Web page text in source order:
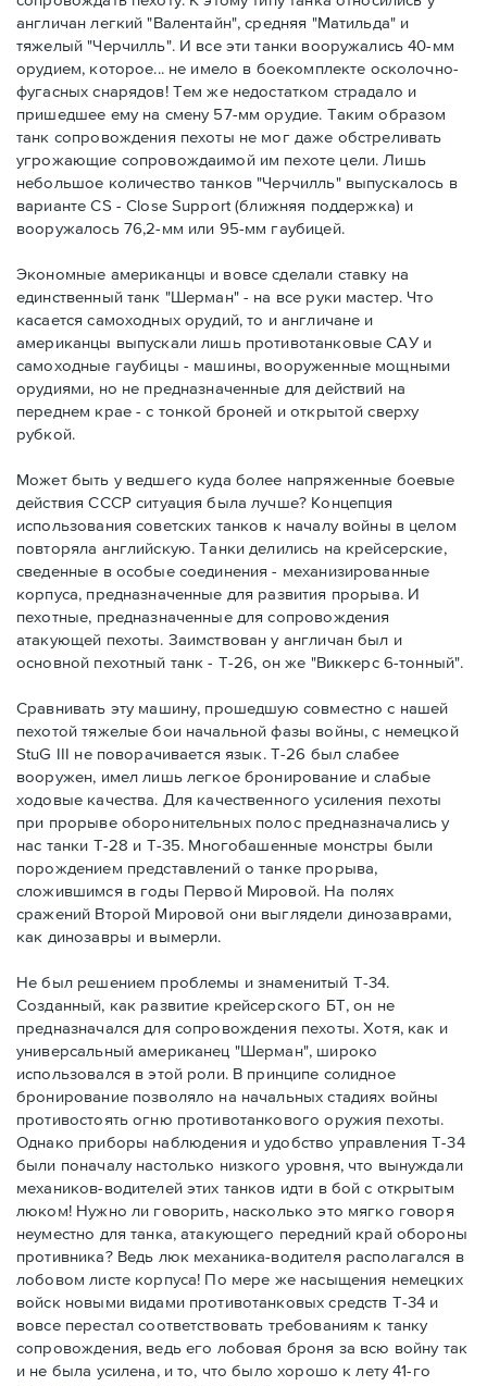
англичан легкий "Валентайн", средняя "Матильда" и
тяжелый "Черчилль". И все эти танки вооружались 40-мм
орудием, которое... не имело в боекомплекте осколочно-
фугасных снарядов! Тем же недостатком страдало и
пришедшее ему на смену 57-мм орудие. Таким образом
танк сопровождения пехоты не мог даже обстреливать
угрожающие сопровождаимой им пехоте цели. Лишь
небольшое количество танков "Черчилль" выпускалось в
варианте CS - Close Support (ближняя поддержка) и
вооружалось 76,2-мм или 95-мм гаубицей.
Экономные американцы и вовсе сделали ставку на
единственный танк "Шерман" - на все руки мастер. Что
касается самоходных орудий, то и англичане и
американцы выпускали лишь противотанковые САУ и
самоходные гаубицы - машины, вооруженные мощными
орудиями, но не предназначенные для действий на
переднем крае - с тонкой броней и открытой сверху
рубкой.
Может быть у ведшего куда более напряженные боевые
действия СССР ситуация была лучше? Концепция
использования советских танков к началу войны в целом
повторяла английскую. Танки делились на крейсерские,
сведенные в особые соединения - механизированные
корпуса, предназначенные для развития прорыва. И
пехотные, предназначенные для сопровождения
атакующей пехоты. Заимствован у англичан был и
основной пехотный танк - Т-26, он же "Виккерс 6-тонный".
Сравнивать эту машину, прошедшую совместно с нашей
пехотой тяжелые бои начальной фазы войны, с немецкой
StuG III не поворачивается язык. Т-26 был слабее
вооружен, имел лишь легкое бронирование и слабые
ходовые качества. Для качественного усиления пехоты
при прорыве оборонительных полос предназначались у
нас танки Т-28 и Т-35. Многобашенные монстры были
порождением представлений о танке прорыва,
сложившимся в годы Первой Мировой. На полях
сражений Второй Мировой они выглядели динозаврами,
как динозавры и вымерли.
Не был решением проблемы и знаменитый Т-34.
Созданный, как развитие крейсерского БТ, он не
предназначался для сопровождения пехоты. Хотя, как и
универсальный американец "Шерман", широко
использовался в этой роли. В принципе солидное
бронирование позволяло на начальных стадиях войны
противостоять огню противотанкового оружия пехоты.
Однако приборы наблюдения и удобство управления Т-34
были поначалу настолько низкого уровня, что вынуждали
механиков-водителей этих танков идти в бой с открытым
люком! Нужно ли говорить, насколько это мягко говоря
неуместно для танка, атакующего передний край обороны
противника? Ведь люк механика-водителя располагался в
лобовом листе корпуса! По мере же насыщения немецких
войск новыми видами противотанковых средств Т-34 и
вовсе перестал соответствовать требованиям к танку
сопровождения, ведь его лобовая броня за всю войну так
и не была усилена, и то, что было хорошо к лету 41-го